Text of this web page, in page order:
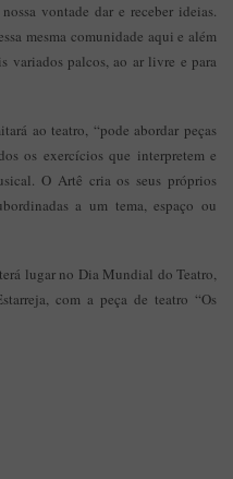
vontade dar e receber ideias.
mesma comunidade aqui e além
variados palcos, ao ar livre e para
ao teatro, “pode abordar peças
os exercícios que interpretem e
O Artê cria os seus próprios
a um tema, espaço ou
lugar no Dia Mundial do Teatro,
com a peça de teatro “Os